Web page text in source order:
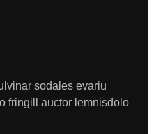
sodales evariu
fringill auctor lemnisdolo